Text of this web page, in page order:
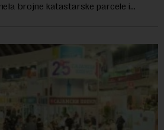
brojne katastarske parcele i